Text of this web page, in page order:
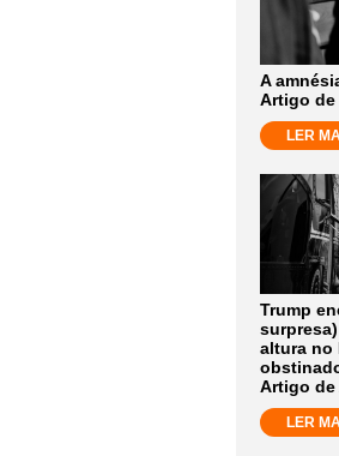
A
Artigo de
LER
Trump
altura no
Artigo de
LER